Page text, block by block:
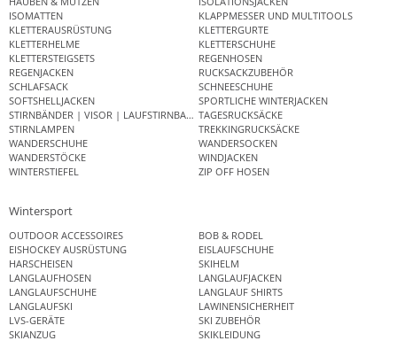
ISOMATTEN
KLAPPMESSER UND MULTITOOLS
KLETTERAUSRÜSTUNG
KLETTERGURTE
KLETTERHELME
KLETTERSCHUHE
KLETTERSTEIGSETS
REGENHOSEN
REGENJACKEN
RUCKSACKZUBEHÖR
SCHLAFSACK
SCHNEESCHUHE
SOFTSHELLJACKEN
SPORTLICHE WINTERJACKEN
STIRNBÄNDER | VISOR | LAUFSTIRNBANDTAGESRUCKSÄCKE
STIRNLAMPEN
TREKKINGRUCKSÄCKE
WANDERSCHUHE
WANDERSOCKEN
WANDERSTÖCKE
WINDJACKEN
WINTERSTIEFEL
ZIP OFF HOSEN
Wintersport
OUTDOOR ACCESSOIRES
BOB & RODEL
EISHOCKEY AUSRÜSTUNG
EISLAUFSCHUHE
HARSCHEISEN
SKIHELM
LANGLAUFHOSEN
LANGLAUFJACKEN
LANGLAUFSCHUHE
LANGLAUF SHIRTS
LANGLAUFSKI
LAWINENSICHERHEIT
LVS-GERÄTE
SKI ZUBEHÖR
SKIANZUG
SKIKLEIDUNG